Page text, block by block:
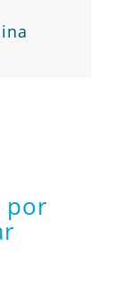
por